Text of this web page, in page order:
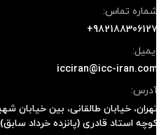
تماس:
icciran@icc-
خیابان طالقانی، بین خیابان
استاد قادری (پانزده خرداد سابق)، پلاک ۶،